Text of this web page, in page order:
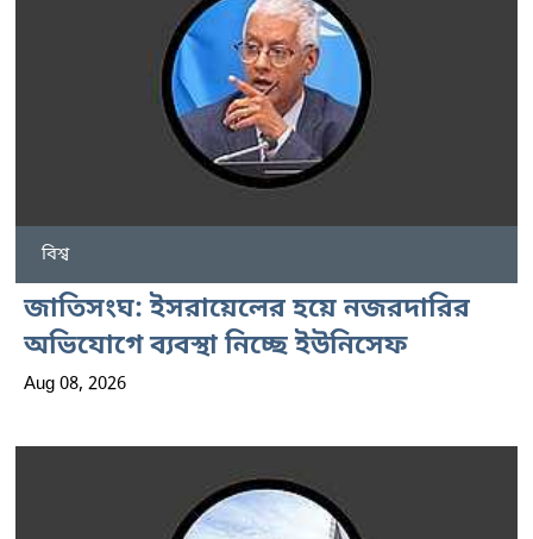
বিশ্ব
জাতিসংঘ: ইসরায়েলের হয়ে নজরদারির
অভিযোগে ব্যবস্থা নিচ্ছে ইউনিসেফ
Aug 08, 2026